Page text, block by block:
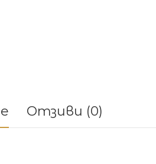
Отзиви (0)